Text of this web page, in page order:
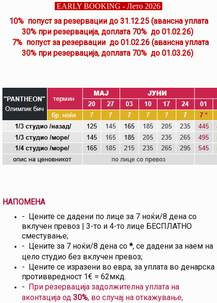
EARLY BOOKING - Лето 2026
10% попуст за резервации до 31.12.25 (авансна уплата
30% при резервација, доплата 70% до 01.02.26)
7% попуст за резервации до 01.02.26 (авансна уплата
30% при резервација, доплата 70% до 01.03.26)
НАПОМЕНА
- Цените се дадени по лице за 7 ноќи/8 дена со
вклучен превоз | 3-то и 4-то лице БЕСПЛАТНО
сместување;
- Цените за 7 ноќи/8 дена со *, се дадени за наем на
цело студио без вклучен превоз;
- Цените се изразени во евра, за уплата во денарска
противвредност 1€ = 62мкд.
-
При резервација задолжителна уплата на
аконтација од 30%, во случај на откажување,